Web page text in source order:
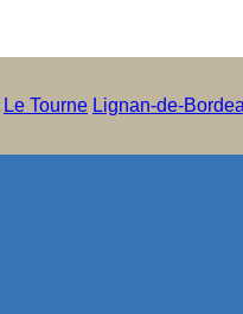
Le Tourne Lignan-de-